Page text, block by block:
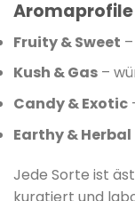
Fruity & Sweet
Kush & Gas –
Candy & Exotic
Earthy & Herbal
Jede Sorte ist